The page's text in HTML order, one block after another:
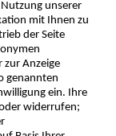
absenden